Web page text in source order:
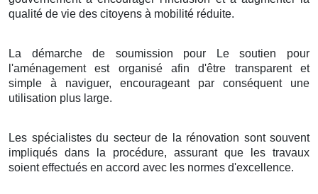
qualité de vie des citoyens à mobilité réduite.
La démarche de soumission pour Le soutien pour
l'aménagement est organisé afin d'être transparent et
simple à naviguer, encourageant par conséquent une
utilisation plus large.
Les spécialistes du secteur de la rénovation sont souvent
impliqués dans la procédure, assurant que les travaux
soient effectués en accord avec les normes d'excellence.